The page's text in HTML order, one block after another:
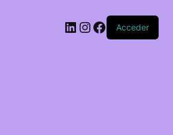
LinkedIn
Instagram
Facebook
Acceder